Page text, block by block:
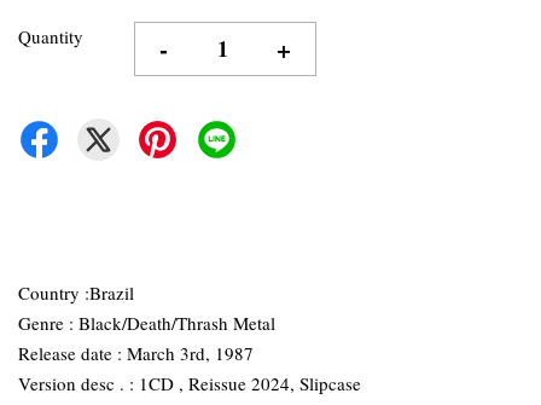
Quantity - +
Country :Brazil
Genre : Black/Death/Thrash Metal
Release date : March 3rd, 1987
Version desc . : 1CD , Reissue 2024, Slipcase